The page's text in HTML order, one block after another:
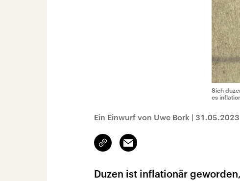
Sich
es
Ein Einwurf von Uwe Bork | 31.05.2023
Link
kopieren/teilen
Email
Duzen ist inflationär